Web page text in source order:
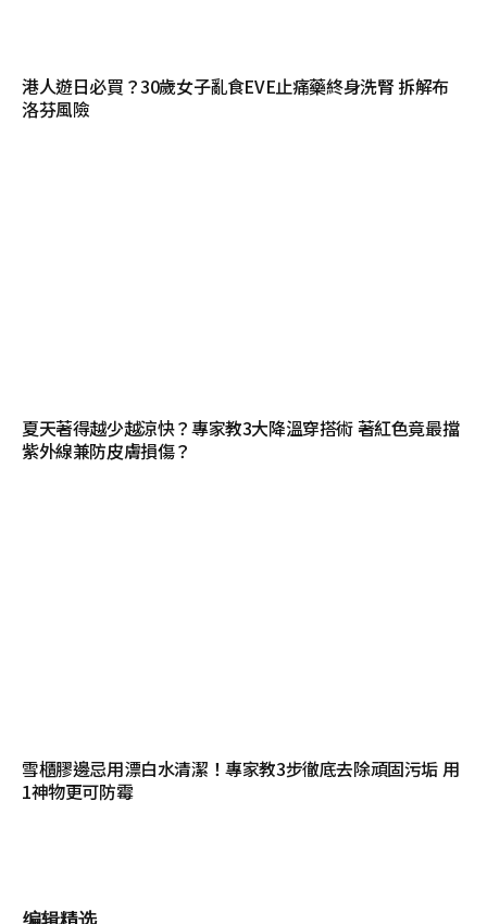
港人遊日必買？30歲女子亂食EVE止痛藥終身洗腎 拆解布
洛芬風險
夏天著得越少越涼快？專家教3大降溫穿搭術 著紅色竟最擋
紫外線兼防皮膚損傷？
雪櫃膠邊忌用漂白水清潔！專家教3步徹底去除頑固污垢 用
1神物更可防霉
编辑精选